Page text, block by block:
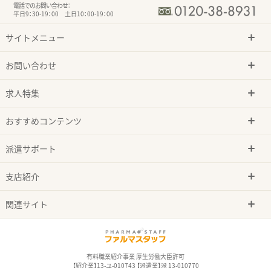
電話でのお問い合わせ：
平日9：30-19：00 土日10：00-19：00
サイトメニュー
お問い合わせ
求人特集
おすすめコンテンツ
派遣サポート
支店紹介
関連サイト
有料職業紹介事業 厚生労働大臣許可
【紹介業】13-ユ-010743 【派遣業】派 13-010770